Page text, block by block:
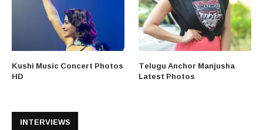
Kushi Music Concert Photos
HD
Telugu Anchor Manjusha
Latest Photos
INTERVIEWS